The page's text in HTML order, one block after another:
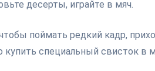
десерты, играйте в мяч.
поймать редкий кадр,
специальный свисток в